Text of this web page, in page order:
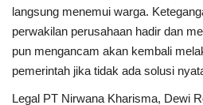
langsung menemui warga.
perwakilan perusahaan hadir dan
pun mengancam akan kembali
pemerintah jika tidak ada solusi
Legal PT Nirwana Kharisma, Dewi